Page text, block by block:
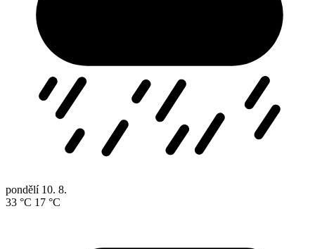
pondělí 10. 8.
33 °C 17 °C